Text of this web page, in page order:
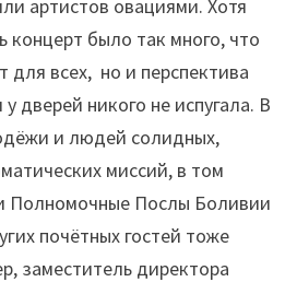
артистов овациями. Хотя
было так много, что
для всех, но и перспектива
дверей никого не испугала. В
и людей солидных,
миссий, в том
Полномочные Послы Боливии
почётных гостей тоже
заместитель директора